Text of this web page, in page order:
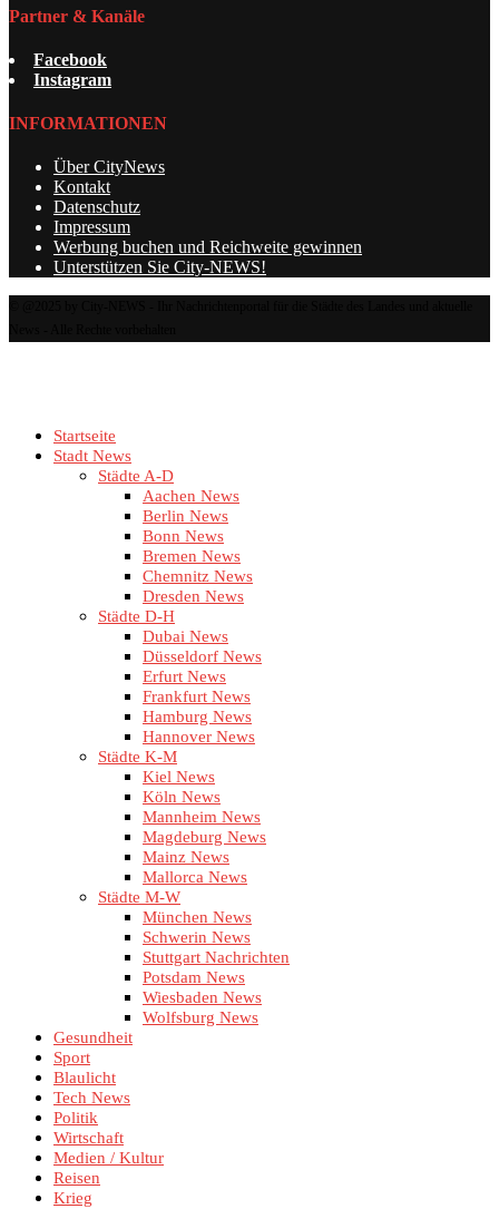
Partner & Kanäle
Facebook
Instagram
INFORMATIONEN
Über CityNews
Kontakt
Datenschutz
Impressum
Werbung buchen und Reichweite gewinnen
Unterstützen Sie City-NEWS!
Startseite
Stadt News
Städte A-D
Aachen News
Berlin News
Bonn News
Bremen News
Chemnitz News
Dresden News
Städte D-H
Dubai News
Düsseldorf News
Erfurt News
Frankfurt News
Hamburg News
Hannover News
Städte K-M
Kiel News
Köln News
Mannheim News
Magdeburg News
Mainz News
Mallorca News
Städte M-W
München News
Schwerin News
Stuttgart Nachrichten
Potsdam News
Wiesbaden News
Wolfsburg News
Gesundheit
Sport
Blaulicht
Tech News
Politik
Wirtschaft
Medien / Kultur
Reisen
Krieg